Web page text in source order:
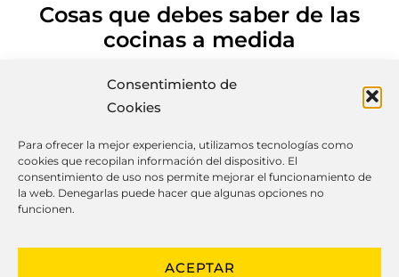
Consentimiento de
Cookies
Para ofrecer la mejor experiencia, utilizamos tecnologías como
cookies que recopilan información del dispositivo. El
consentimiento de uso nos permite mejorar el funcionamiento de
la web. Denegarlas puede hacer que algunas opciones no
funcionen.
ACEPTAR
Cosas que debes saber de las
cocinas a medida
ha evolucionado considerablemente en
los últimos años, combinando belleza,
practicidad y longevidad para crear
perfectamente al modo de vida de sus